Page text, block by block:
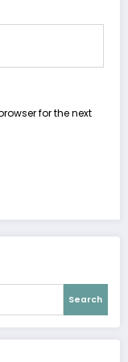
for the next
Search